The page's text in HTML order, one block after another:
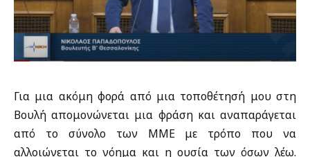
Για μια ακόμη φορά από μια τοποθέτησή μου στη
Βουλή απομονώνεται μια φράση και αναπαράγεται
από το σύνολο των ΜΜΕ με τρόπο που να
αλλοιώνεται το νόημα και η ουσία των όσων λέω.